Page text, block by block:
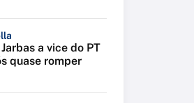
a vice do PT
quase romper